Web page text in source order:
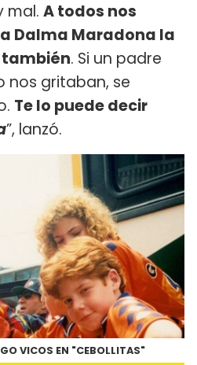
mal. A todos nos
Dalma Maradona la
. Si un padre
nos gritaban, se
Te lo puede decir
”, lanzó.
VICOS EN "CEBOLLITAS"